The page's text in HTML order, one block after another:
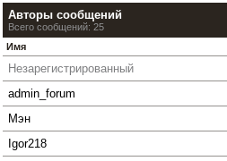
Авторы сообщений
Всего сообщений: 25
Имя
Незарегистрированный
admin_forum
Мэн
Igor218